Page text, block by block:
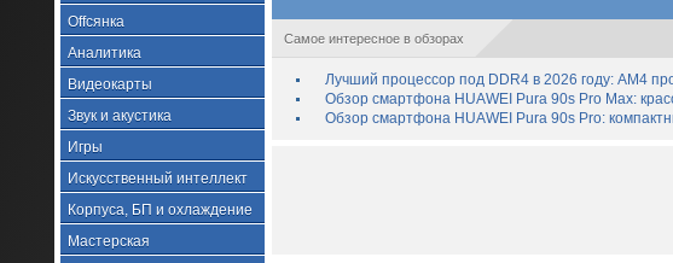
Offсянка
Аналитика
Видеокарты
Звук и акустика
Игры
Искусственный интеллект
Корпуса, БП и охлаждение
Мастерская
Самое интересное в обзорах
Лучший процессор под DDR4 в 2026 году: AM4
Обзор смартфона HUAWEI Pura 90s Pro Max:
Обзор смартфона HUAWEI Pura 90s Pro: